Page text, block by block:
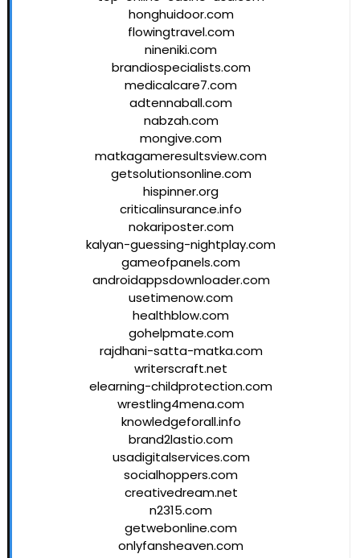
honghuidoor.com
flowingtravel.com
nineniki.com
brandiospecialists.com
medicalcare7.com
adtennaball.com
nabzah.com
mongive.com
matkagameresultsview.com
getsolutionsonline.com
hispinner.org
criticalinsurance.info
nokariposter.com
kalyan-guessing-nightplay.com
gameofpanels.com
androidappsdownloader.com
usetimenow.com
healthblow.com
gohelpmate.com
rajdhani-satta-matka.com
writerscraft.net
elearning-childprotection.com
wrestling4mena.com
knowledgeforall.info
brand2lastio.com
usadigitalservices.com
socialhoppers.com
creativedream.net
n2315.com
getwebonline.com
onlyfansheaven.com